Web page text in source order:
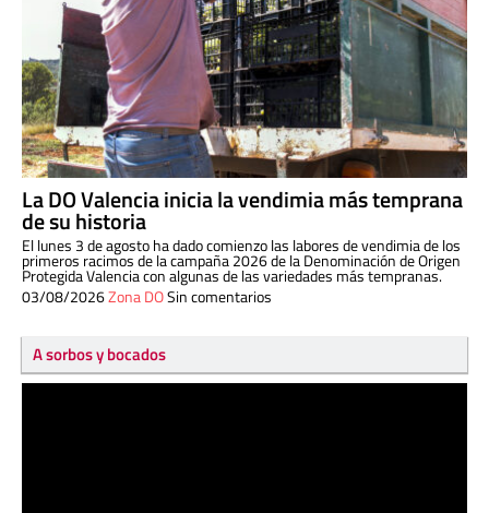
La DO Valencia inicia la vendimia más temprana
de su historia
El lunes 3 de agosto ha dado comienzo las labores de vendimia de los
primeros racimos de la campaña 2026 de la Denominación de Origen
Protegida Valencia con algunas de las variedades más tempranas.
03/08/2026Zona DOSin comentarios
A sorbos y bocados